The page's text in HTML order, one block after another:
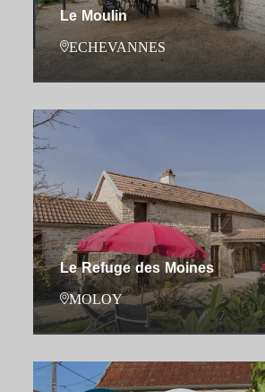
Le Moulin
ECHEVANNES
Le Refuge des Moines
MOLOY